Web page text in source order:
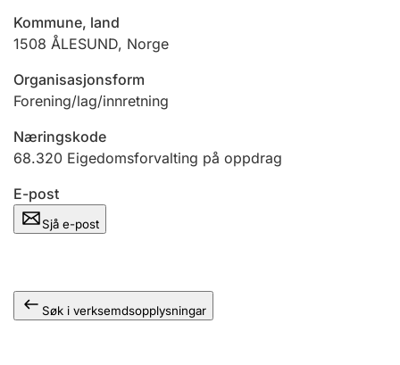
Ektepaktrettleiaren
Andre tema
Kommune, land
1508 ÅLESUND, Norge
Organisasjonsform
Forening/lag/innretning
Næringskode
68.320 Eigedomsforvalting på oppdrag
E-post
Sjå e-post
Søk i verksemdsopplysningar